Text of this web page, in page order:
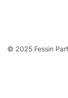
© 2025 Fessin